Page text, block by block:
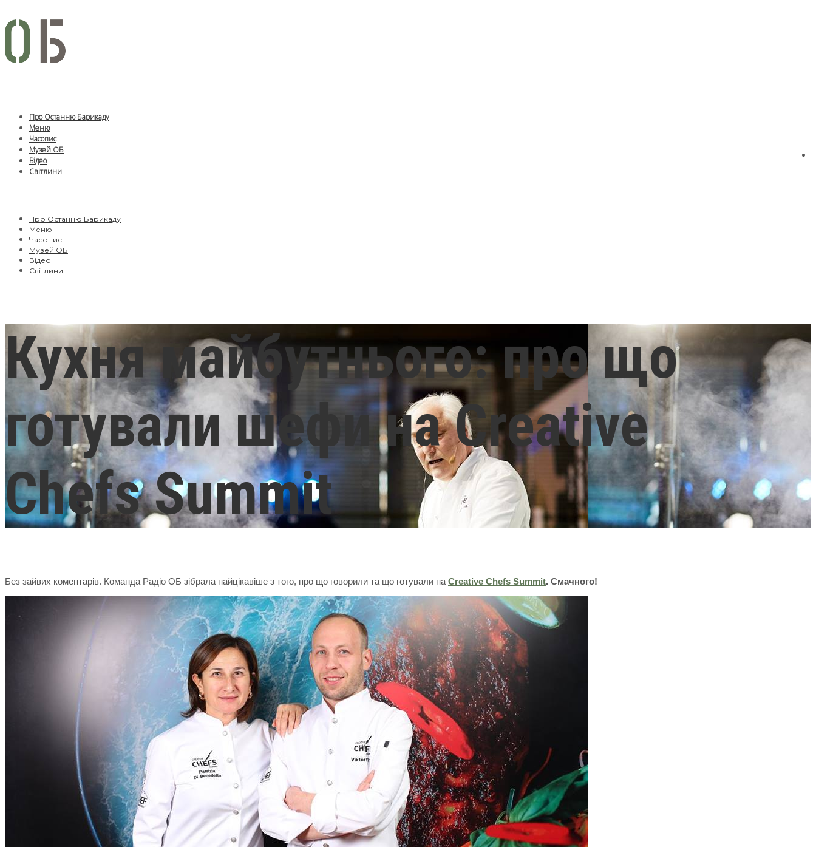
Про Останню Барикаду
Меню
Часопис
Музей ОБ
Відео
Світлини
Про Останню Барикаду
Меню
Часопис
Музей ОБ
Відео
Світлини
Кухня майбутнього: про що
готували шефи на Creative
Chefs Summit
Без зайвих коментарів. Команда Радіо ОБ зібрала найцікавіше з того, про що говорили та що готували на Creative Chefs Summit. Смачного!